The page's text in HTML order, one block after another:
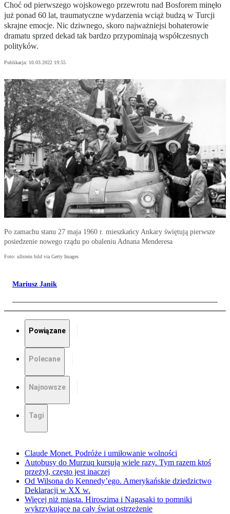
Choć od pierwszego wojskowego przewrotu nad Bosforem minęło
już ponad 60 lat, traumatyczne wydarzenia wciąż budzą w Turcji
skrajne emocje. Nic dziwnego, skoro najważniejsi bohaterowie
dramatu sprzed dekad tak bardzo przypominają współczesnych
polityków.
Publikacja: 10.03.2022 19:55
Po zamachu stanu 27 maja 1960 r. mieszkańcy Ankary świętują pierwsze
posiedzenie nowego rządu po obaleniu Adnana Menderesa
Foto: ullstein bild via Getty Images
Mariusz Janik
Powiązane
Polecane
Najnowsze
Tagi
Claude Monet. Podróże i umiłowanie wolności
Autobusy do Murzuq kursują wiele razy. Tym razem ktoś
przeżył, często jest inaczej
Od Wilsona do Kennedy’ego. Amerykańskie dziedzictwo
Deklaracji w XX w.
Więcej niż miasta. Hiroszima i Nagasaki to pomniki
wykrzykujące na cały świat ostrzeżenie